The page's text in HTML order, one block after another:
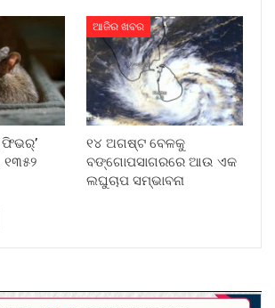
ଫିଭର୍’
ଆଜିର ଖବର
୧୪ ଅଗଷ୍ଟ ବେଳକୁ
ବଙ୍ଗୋପସାଗରରେ ଆଉ ଏକ
ଲଘୁଚାପ ସମ୍ଭାବନା